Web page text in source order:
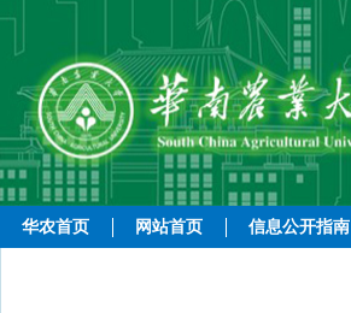
华农首页 网站首页 信息公开指南